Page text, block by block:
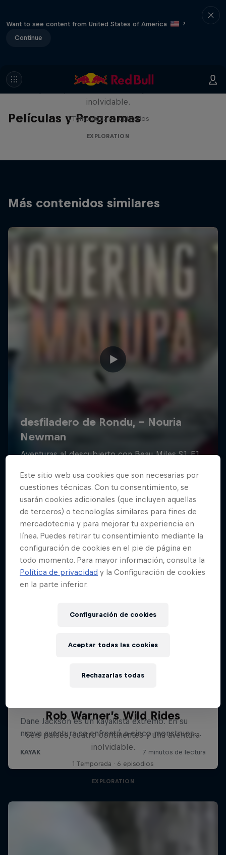
Want to see content from United States of America
?
Continue
Películas y Programas
Rob Warner’s Wild Rides
inolvidable.
1 Temporada · 6 episodios
EXPLORATION
Más contenidos similares
Rob Warner’s Wild Rides
Seis países, cuatro continentes y una aventura
inolvidable.
1 Temporada · 6 episodios
EXPLORATION
Este sitio web usa cookies que son necesarias por
cuestiones técnicas. Con tu consentimiento, se
usarán cookies adicionales (que incluyen aquellas
de terceros) o tecnologías similares para fines de
mercadotecnia y para mejorar tu experiencia en
línea. Puedes retirar tu consentimiento mediante la
configuración de cookies en el pie de página en
todo momento. Para mayor información, consulta la
Política de privacidad y la Configuración de cookies
en la parte inferior.
Configuración de cookies
Rechazarlas todas
Aceptar todas las cookies